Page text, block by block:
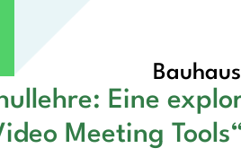
Eine
Meeting